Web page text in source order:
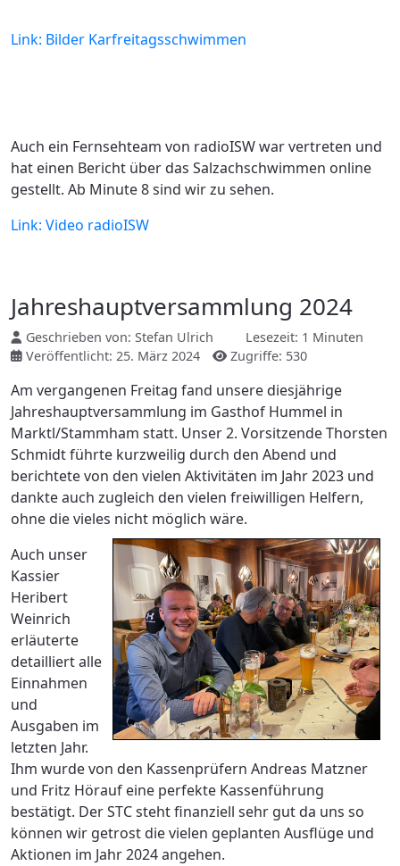
Link: Bilder Karfreitagsschwimmen
Auch ein Fernsehteam von radioISW war vertreten und
hat einen Bericht über das Salzachschwimmen online
gestellt. Ab Minute 8 sind wir zu sehen.
Link: Video radioISW
Jahreshauptversammlung 2024
Geschrieben von: Stefan Ulrich
Lesezeit: 1 Minuten
Veröffentlicht: 25. März 2024
Zugriffe: 530
Am vergangenen Freitag fand unsere diesjährige
Jahreshauptversammlung im Gasthof Hummel in
Marktl/Stammham statt. Unser 2. Vorsitzende Thorsten
Schmidt führte kurzweilig durch den Abend und
berichtete von den vielen Aktivitäten im Jahr 2023 und
dankte auch zugleich den vielen freiwilligen Helfern,
ohne die vieles nicht möglich wäre.
Auch unser
Kassier
Heribert
Weinrich
erläuterte
detailliert alle
Einnahmen
und
Ausgaben im
letzten Jahr.
Ihm wurde von den Kassenprüfern Andreas Matzner
und Fritz Hörauf eine perfekte Kassenführung
bestätigt. Der STC steht finanziell sehr gut da uns so
können wir getrost die vielen geplanten Ausflüge und
Aktionen im Jahr 2024 angehen.